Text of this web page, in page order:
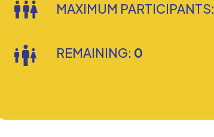
MAXIMUM PARTICIPANTS:
REMAINING: 0